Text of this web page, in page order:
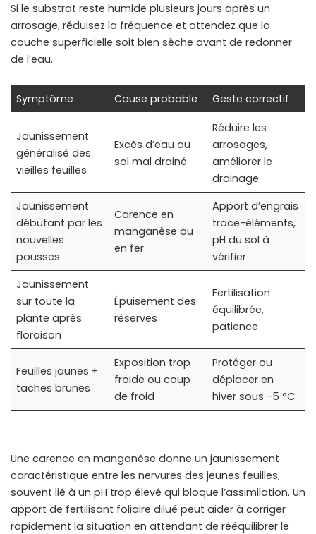
Si le substrat reste humide plusieurs jours après un
arrosage, réduisez la fréquence et attendez que la
couche superficielle soit bien sèche avant de redonner
de l’eau.
Symptôme Cause probable Geste correctif
Jaunissement
généralisé des
vieilles feuilles
Excès d’eau ou
sol mal drainé
Réduire les
arrosages,
améliorer le
drainage
Jaunissement
débutant par les
nouvelles
pousses
Carence en
manganèse ou
en fer
Apport d’engrais
trace-éléments,
pH du sol à
vérifier
Jaunissement
sur toute la
plante après
floraison
Épuisement des
réserves
Fertilisation
équilibrée,
patience
Feuilles jaunes +
taches brunes
Exposition trop
froide ou coup
de froid
Protéger ou
déplacer en
hiver sous -5 °C
Une carence en manganèse donne un jaunissement
caractéristique entre les nervures des jeunes feuilles,
souvent lié à un pH trop élevé qui bloque l’assimilation. Un
apport de fertilisant foliaire dilué peut aider à corriger
rapidement la situation en attendant de rééquilibrer le